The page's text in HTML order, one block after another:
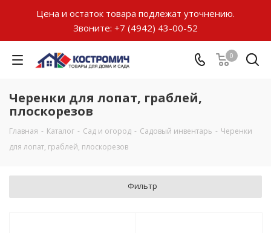
Цена и остаток товара подлежат уточнению.
Звоните: +7 (4942) 43-00-52
0
Черенки для лопат, граблей,
плоскорезов
Главная - Каталог - Сад и огород - Садовый инвентарь - Черенки
для лопат, граблей, плоскорезов
Фильтр